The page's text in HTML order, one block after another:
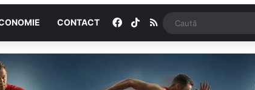
CONTACT Facebook
TikTokRSS